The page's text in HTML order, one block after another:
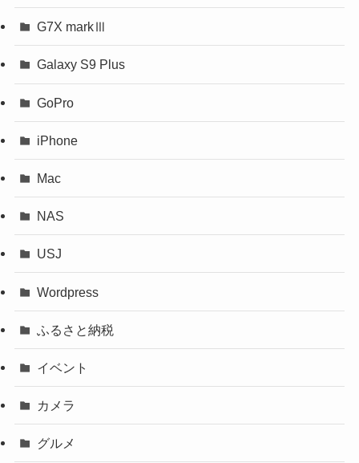
G7X markⅢ
Galaxy S9 Plus
GoPro
iPhone
Mac
NAS
USJ
Wordpress
ふるさと納税
イベント
カメラ
グルメ